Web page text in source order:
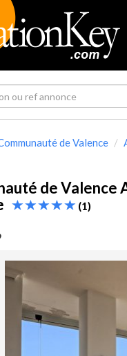
de Valence
de Valence
(1)